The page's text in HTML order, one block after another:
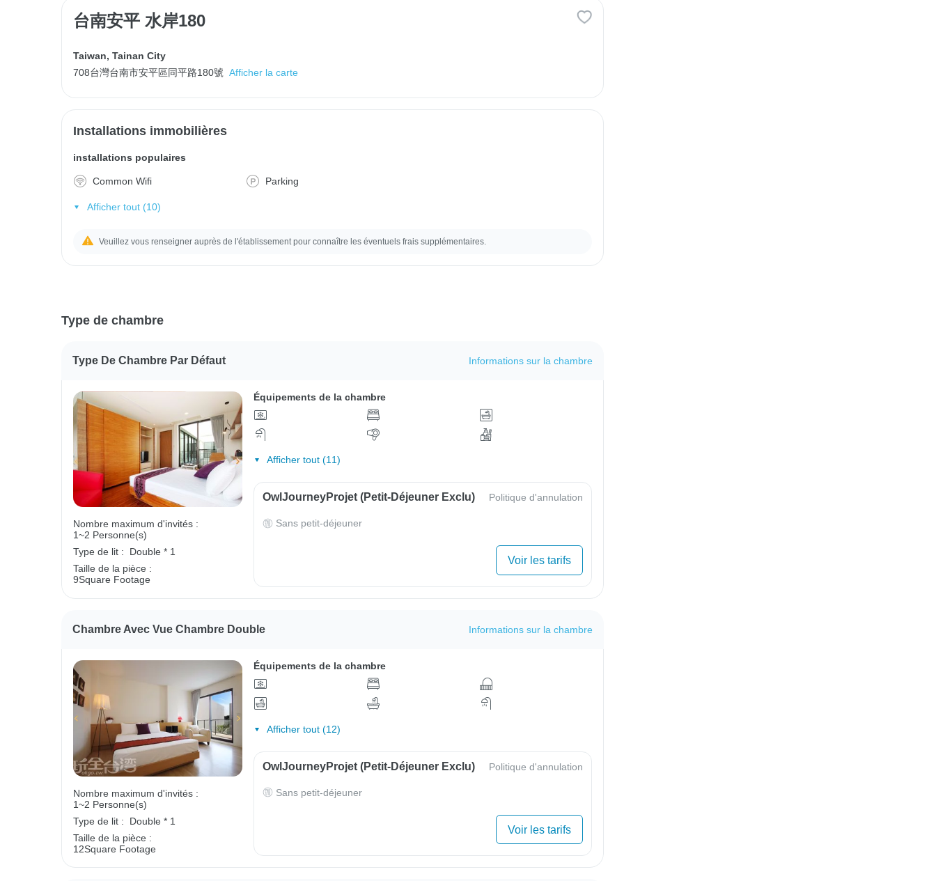
台南安平 水岸180
Taiwan, Tainan City
708台灣台南市安平區同平路180號 Afficher la carte
Installations immobilières
installations populaires
Common Wifi Parking
Afficher tout (10)
Veuillez vous renseigner auprès de l'établissement pour connaître les éventuels frais supplémentaires.
Type de chambre
Type De Chambre Par Défaut Informations sur la chambre
Nombre maximum d'invités :
1~2 Personne(s)
Type de lit :
Double * 1
Taille de la pièce :
9Square Footage
Équipements de la chambre
Afficher tout (11)
OwlJourneyProjet (petit-Déjeuner Exclu) Politique d'annulation
Sans petit-déjeuner
Voir les tarifs
Chambre Avec Vue Chambre Double Informations sur la chambre
Nombre maximum d'invités :
1~2 Personne(s)
Type de lit :
Double * 1
Taille de la pièce :
12Square Footage
Équipements de la chambre
Afficher tout (12)
OwlJourneyProjet (petit-Déjeuner Exclu) Politique d'annulation
Sans petit-déjeuner
Voir les tarifs